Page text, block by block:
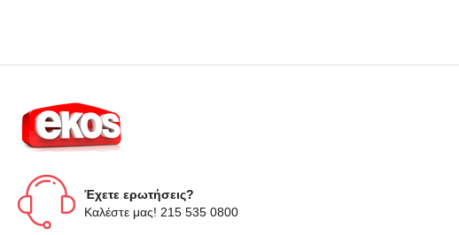
Έχετε ερωτήσεις?
Καλέστε μας! 215 535 0800